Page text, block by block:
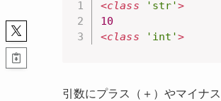
<class 'str'>
10
<class 'int'>
引数にプラス（＋）やマイナ